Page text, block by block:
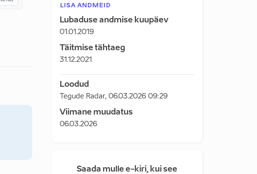
LISA ANDMEID
Lubaduse andmise kuupäev
01.01.2019
Täitmise tähtaeg
31.12.2021
Loodud
Tegude Radar, 06.03.2026 09:29
Viimane muudatus
06.03.2026
Saada mulle e-kiri, kui see